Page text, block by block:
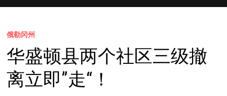
俄勒冈州
华盛顿县两个社区三级撤
离立即”走“！